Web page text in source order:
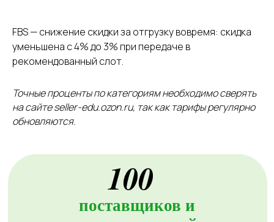
FBS — снижение скидки за отгрузку вовремя: скидка
уменьшена с 4% до 3% при передаче в
рекомендованный слот.
Точные проценты по категориям необходимо сверять
на сайте seller-edu.ozon.ru, так как тарифы регулярно
обновляются.